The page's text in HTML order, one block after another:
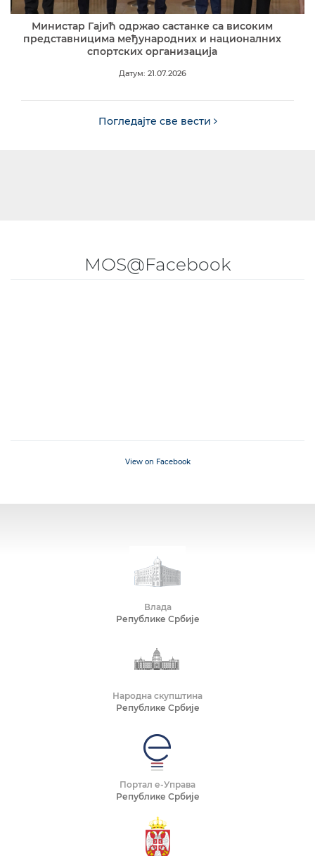
Министар Гајић одржао састанке са високим
представницима међународних и националних
спортских организација
Датум: 21.07.2026
Погледајте све вести
MOS@Facebook
View on Facebook
Влада
Републике Србије
Народна скупштина
Републике Србије
Портал е-Управа
Републике Србије